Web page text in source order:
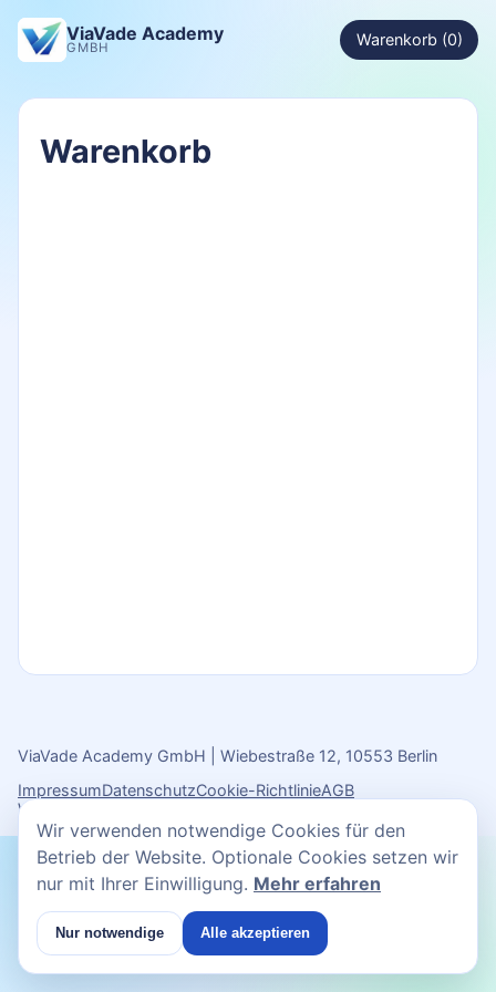
ViaVade Academy
GMBH Warenkorb (0)
Warenkorb
ViaVade Academy GmbH | Wiebestraße 12, 10553 Berlin
ImpressumDatenschutzCookie-RichtlinieAGB
Widerrufsbelehrung
Wir verwenden notwendige Cookies für den
Betrieb der Website. Optionale Cookies setzen wir
nur mit Ihrer Einwilligung. Mehr erfahren
Nur notwendige Alle akzeptieren